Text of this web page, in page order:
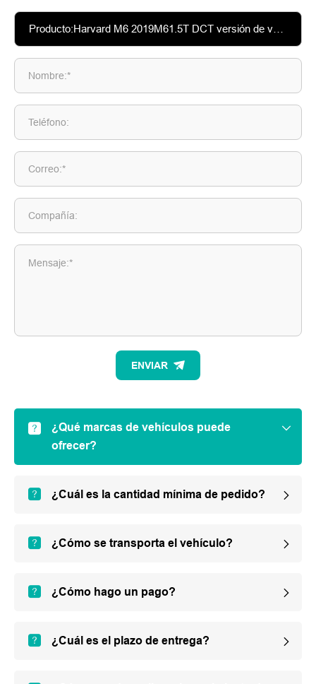
Nombre:*
Teléfono:
Correo:*
Compañía:
Mensaje:*
ENVIAR
¿Qué marcas de vehículos puede
ofrecer?
¿Cuál es la cantidad mínima de pedido?
¿Cómo se transporta el vehículo?
¿Cómo hago un pago?
¿Cuál es el plazo de entrega?